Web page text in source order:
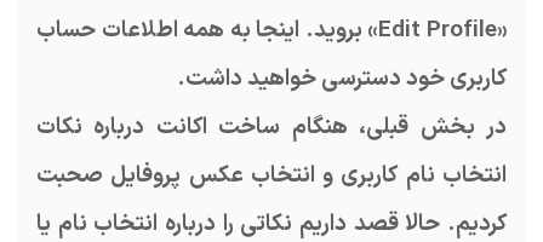
«Edit Profile» بروید. اینجا به همه اطلاعات حساب
کاربری خود دسترسی خواهید داشت.
در بخش قبلی، هنگام ساخت اکانت درباره نکات
انتخاب نام کاربری و انتخاب عکس پروفایل صحبت
کردیم. حالا قصد داریم نکاتی را درباره انتخاب نام یا